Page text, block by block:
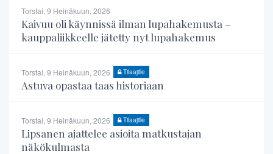
Torstai, 9 Heinäkuun, 2026
Kaivuu oli käynnissä ilman lupahakemusta –
kauppaliikkeelle jätetty nyt lupahakemus
Torstai, 9 Heinäkuun, 2026 Tilaajille
Astuva opastaa taas historiaan
Torstai, 9 Heinäkuun, 2026 Tilaajille
Lipsanen ajattelee asioita matkustajan
näkökulmasta